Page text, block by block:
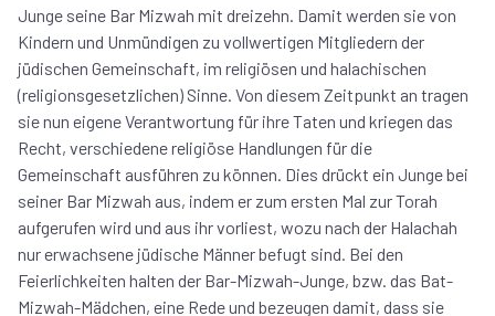
Junge seine Bar Mizwah mit dreizehn. Damit werden sie von
Kindern und Unmündigen zu vollwertigen Mitgliedern der
jüdischen Gemeinschaft, im religiösen und halachischen
(religionsgesetzlichen) Sinne. Von diesem Zeitpunkt an tragen
sie nun eigene Verantwortung für ihre Taten und kriegen das
Recht, verschiedene religiöse Handlungen für die
Gemeinschaft ausführen zu können. Dies drückt ein Junge bei
seiner Bar Mizwah aus, indem er zum ersten Mal zur Torah
aufgerufen wird und aus ihr vorliest, wozu nach der Halachah
nur erwachsene jüdische Männer befugt sind. Bei den
Feierlichkeiten halten der Bar-Mizwah-Junge, bzw. das Bat-
Mizwah-Mädchen, eine Rede und bezeugen damit, dass sie